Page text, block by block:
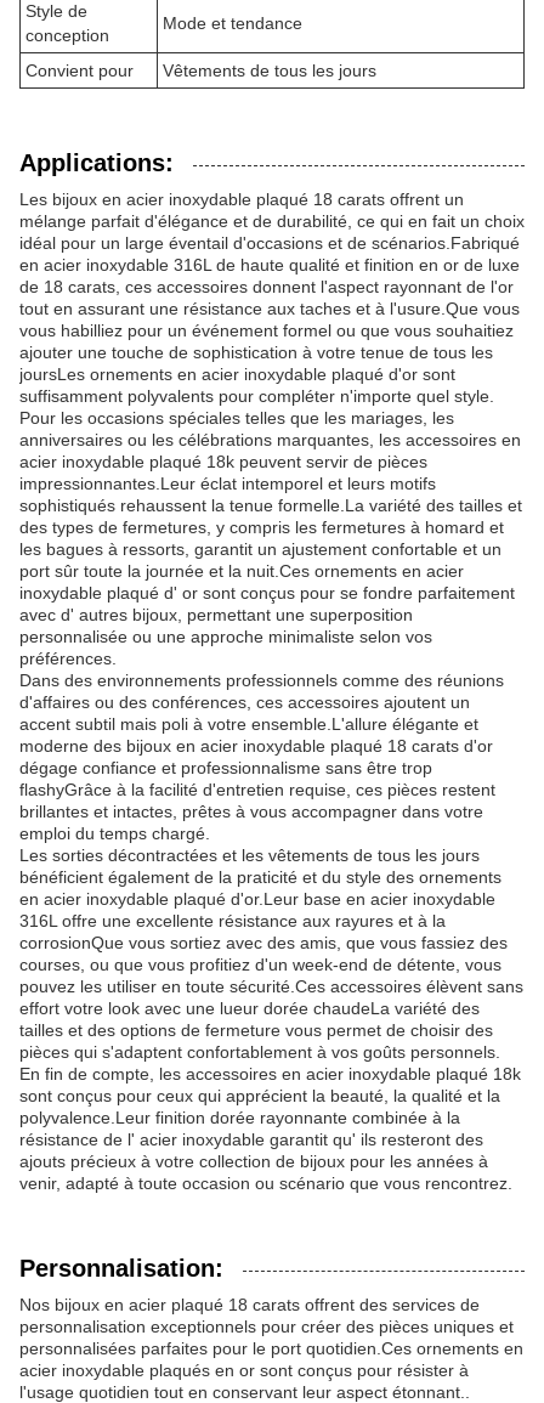
Style de
conception
Mode et tendance
Convient pour Vêtements de tous les jours
Applications:
Les bijoux en acier inoxydable plaqué 18 carats offrent un
mélange parfait d'élégance et de durabilité, ce qui en fait un choix
idéal pour un large éventail d'occasions et de scénarios.Fabriqué
en acier inoxydable 316L de haute qualité et finition en or de luxe
de 18 carats, ces accessoires donnent l'aspect rayonnant de l'or
tout en assurant une résistance aux taches et à l'usure.Que vous
vous habilliez pour un événement formel ou que vous souhaitiez
ajouter une touche de sophistication à votre tenue de tous les
joursLes ornements en acier inoxydable plaqué d'or sont
suffisamment polyvalents pour compléter n'importe quel style.
Pour les occasions spéciales telles que les mariages, les
anniversaires ou les célébrations marquantes, les accessoires en
acier inoxydable plaqué 18k peuvent servir de pièces
impressionnantes.Leur éclat intemporel et leurs motifs
sophistiqués rehaussent la tenue formelle.La variété des tailles et
des types de fermetures, y compris les fermetures à homard et
les bagues à ressorts, garantit un ajustement confortable et un
port sûr toute la journée et la nuit.Ces ornements en acier
inoxydable plaqué d' or sont conçus pour se fondre parfaitement
avec d' autres bijoux, permettant une superposition
personnalisée ou une approche minimaliste selon vos
préférences.
Dans des environnements professionnels comme des réunions
d'affaires ou des conférences, ces accessoires ajoutent un
accent subtil mais poli à votre ensemble.L'allure élégante et
moderne des bijoux en acier inoxydable plaqué 18 carats d'or
dégage confiance et professionnalisme sans être trop
flashyGrâce à la facilité d'entretien requise, ces pièces restent
brillantes et intactes, prêtes à vous accompagner dans votre
emploi du temps chargé.
Les sorties décontractées et les vêtements de tous les jours
bénéficient également de la praticité et du style des ornements
en acier inoxydable plaqué d'or.Leur base en acier inoxydable
316L offre une excellente résistance aux rayures et à la
corrosionQue vous sortiez avec des amis, que vous fassiez des
courses, ou que vous profitiez d'un week-end de détente, vous
pouvez les utiliser en toute sécurité.Ces accessoires élèvent sans
effort votre look avec une lueur dorée chaudeLa variété des
tailles et des options de fermeture vous permet de choisir des
pièces qui s'adaptent confortablement à vos goûts personnels.
En fin de compte, les accessoires en acier inoxydable plaqué 18k
sont conçus pour ceux qui apprécient la beauté, la qualité et la
polyvalence.Leur finition dorée rayonnante combinée à la
résistance de l' acier inoxydable garantit qu' ils resteront des
ajouts précieux à votre collection de bijoux pour les années à
venir, adapté à toute occasion ou scénario que vous rencontrez.
Personnalisation:
Nos bijoux en acier plaqué 18 carats offrent des services de
personnalisation exceptionnels pour créer des pièces uniques et
personnalisées parfaites pour le port quotidien.Ces ornements en
acier inoxydable plaqués en or sont conçus pour résister à
l'usage quotidien tout en conservant leur aspect étonnant..